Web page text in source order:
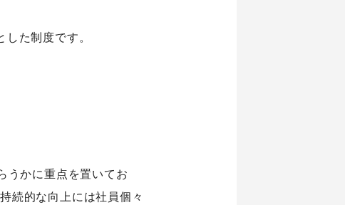
た制度です。
うかに重点を置いてお
続的な向上には社員個々